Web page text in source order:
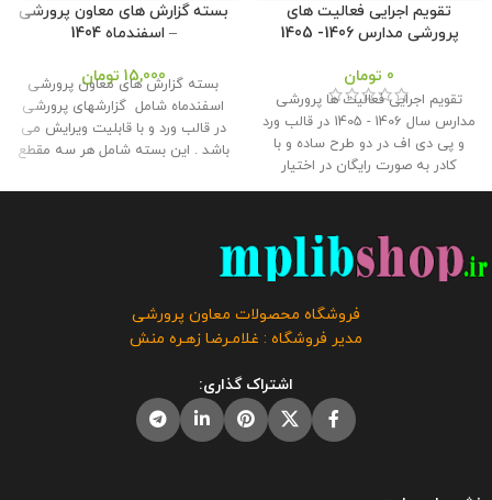
تقویم اجرایی فعالیت های
پرورشی مدارس 1406- 1405
0 تومان
تقویم اجرایی فعالیت ها پرورشی
مدارس سال 1406 - 1405 در قالب ورد
و پی دی اف در دو طرح ساده و با
کادر به صورت رایگان در اختیار
همکاران قرار گرفته است . طراح :
معاون پرورشی حجم : 6 مگابایت
کلیه حقوق این برنامه متعلق به
فروشگاه معاون پرورشی می باشد و
دیگران مورد رضایت ما نیست و شرعا
حرام می باشد .
بسته گزارش های معاون پرورشی
– اسفندماه 1404
15,000 تومان
بسته گزارش های معاون پرورشی
اسفندماه شامل گزارشهای پرورشی
در قالب ورد و با قابلیت ویرایش می
باشد . این بسته شامل هر سه مقطع
باشد و توسط تیم ما طراحی و تولید
به مدرسه مراجعه می کنند و با این
بسته مشکل مستندات همکاران تا
حدود زیادی حل خواهد شد.
محصول مختص فروشگاه معاون
مشاهده مشابه آن در سایت های
دیگر بدون اجازه ما در حال استفاده
هستند و مورد رضایت ما نمی باشد .
فروشگاه محصولات معاون پرورشی
مدیر فروشگاه : غلامـرضا زهـره منش
اشتراک گذاری: